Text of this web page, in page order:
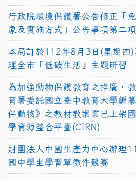
行政院環境保護署公告修正「
象及實施方式」公告事項第二
本局訂於112年8月3日(星期四
理全市「低碳生活」主題研習
為加強動物保護教育之推廣，
育署委託國立臺中教育大學編
伴動物》之教材教案業已上架
學資源整合平臺(CIRN)
財團法人中國生產力中心辦理
國中學生學習單徵件競賽